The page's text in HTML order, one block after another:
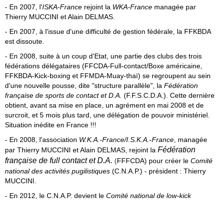
- En 2007, l'ISKA-France rejoint la WKA-France managée par
Thierry MUCCINI et Alain DELMAS.
- En 2007, à l'issue d'une difficulté de gestion fédérale, la FFKBDA
est dissoute.
- En 2008, suite à un coup d'Etat, une partie des clubs des trois
fédérations délégataires (FFCDA-Full-contact/Boxe américaine,
FFKBDA-Kick-boxing et FFMDA-Muay-thaï) se regroupent au sein
d'une nouvelle pousse, dite "structure parallèle", la Fédération
française de sports de contact et D.A. (F.F.S.C.D.A.). Cette dernière
obtient, avant sa mise en place, un agrément en mai 2008 et de
surcroit, et 5 mois plus tard, une délégation de pouvoir ministériel.
Situation inédite en France !!!
- En 2008, l'association W.K.A.-France/I.S.K.A.-France managée
par Thierry MUCCINI et Alain DELMAS, rejoint la Fédération
française de full contact et D.A. (FFFCDA) pour créer le Comité
national des activités pugilistiques (C.N.A.P.) - président : Thierry
MUCCINI.
- En 2012, le C.N.A.P. devient le Comité national de low-kick